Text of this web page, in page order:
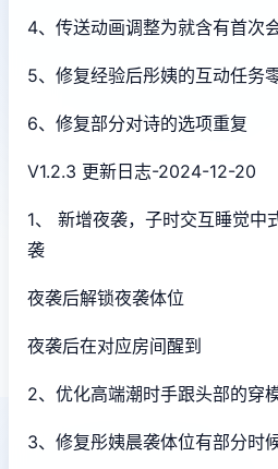
4、传送动画调整为就含有首次
5、修复经验后彤姨的互动任务
6、修复部分对诗的选项重复
V1.2.3 更新日志-2024-12-20
1、 新增夜袭，子时交互睡觉中
袭
夜袭后解锁夜袭体位
夜袭后在对应房间醒到
2、优化高端潮时手跟头部的穿
3、修复彤姨晨袭体位有部分时